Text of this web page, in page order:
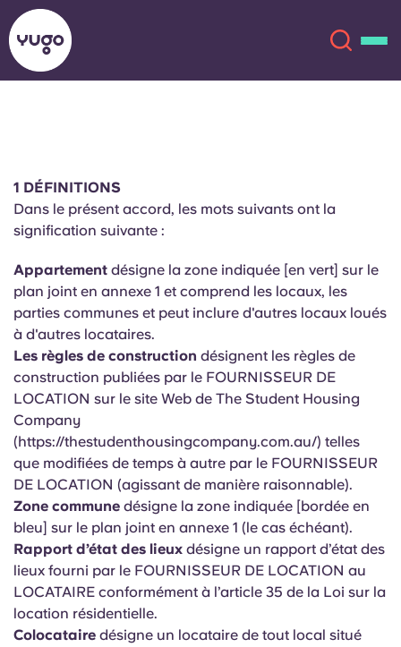
Lieux
Compte Langue
English (GB)
English (US)
Chinese
Español
Sélectionnez un pays
Sélectionnez une ville
Choisissez une résidence
Se connecter
English (US)
Chinese
Català Deutsch
Italian
Portuguese
1 DÉFINITIONS
Dans le présent accord, les mots suivants ont la
signification suivante :
Appartement désigne la zone indiquée [en vert] sur le
plan joint en annexe 1 et comprend les locaux, les
parties communes et peut inclure d'autres locaux loués
à d'autres locataires.
Les règles de construction désignent les règles de
construction publiées par le FOURNISSEUR DE
LOCATION sur le site Web de The Student Housing
Company
(https://thestudenthousingcompany.com.au/) telles
que modifiées de temps à autre par le FOURNISSEUR
DE LOCATION (agissant de manière raisonnable).
Zone commune désigne la zone indiquée [bordée en
bleu] sur le plan joint en annexe 1 (le cas échéant).
Rapport d’état des lieux désigne un rapport d’état des
lieux fourni par le FOURNISSEUR DE LOCATION au
LOCATAIRE conformément à l’article 35 de la Loi sur la
location résidentielle.
Colocataire désigne un locataire de tout local situé